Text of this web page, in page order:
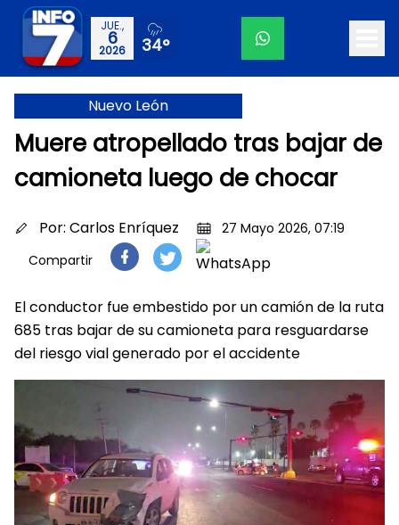
JUE.,
6
2026 34°
Nuevo León
Muere atropellado tras bajar de
camioneta luego de chocar
Por: Carlos Enríquez
27 Mayo 2026, 07:19
Compartir
El conductor fue embestido por un camión de la ruta
685 tras bajar de su camioneta para resguardarse
del riesgo vial generado por el accidente